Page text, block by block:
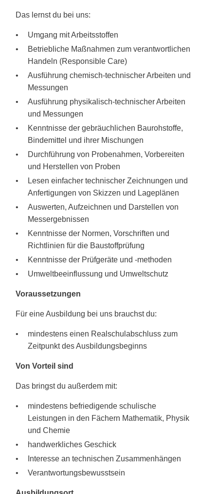
Das lernst du bei uns:
Umgang mit Arbeitsstoffen
Betriebliche Maßnahmen zum verantwortlichen
Handeln (Responsible Care)
Ausführung chemisch-technischer Arbeiten und
Messungen
Ausführung physikalisch-technischer Arbeiten
und Messungen
Kenntnisse der gebräuchlichen Baurohstoffe,
Bindemittel und ihrer Mischungen
Durchführung von Probenahmen, Vorbereiten
und Herstellen von Proben
Lesen einfacher technischer Zeichnungen und
Anfertigungen von Skizzen und Lageplänen
Auswerten, Aufzeichnen und Darstellen von
Messergebnissen
Kenntnisse der Normen, Vorschriften und
Richtlinien für die Baustoffprüfung
Kenntnisse der Prüfgeräte und -methoden
Umweltbeeinflussung und Umweltschutz
Voraussetzungen
Für eine Ausbildung bei uns brauchst du:
mindestens einen Realschulabschluss zum
Zeitpunkt des Ausbildungsbeginns
Von Vorteil sind
Das bringst du außerdem mit:
mindestens befriedigende schulische
Leistungen in den Fächern Mathematik, Physik
und Chemie
handwerkliches Geschick
Interesse an technischen Zusammenhängen
Verantwortungsbewusstsein